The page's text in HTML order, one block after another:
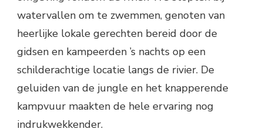
watervallen om te zwemmen, genoten van
heerlijke lokale gerechten bereid door de
gidsen en kampeerden ’s nachts op een
schilderachtige locatie langs de rivier. De
geluiden van de jungle en het knapperende
kampvuur maakten de hele ervaring nog
indrukwekkender.